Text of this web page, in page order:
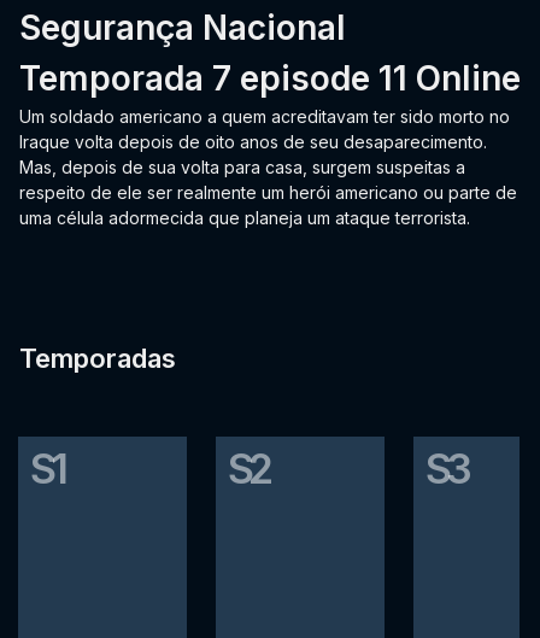
Segurança Nacional
Temporada 7 episode 11 Online
Um soldado americano a quem acreditavam ter sido morto no
Iraque volta depois de oito anos de seu desaparecimento.
Mas, depois de sua volta para casa, surgem suspeitas a
respeito de ele ser realmente um herói americano ou parte de
uma célula adormecida que planeja um ataque terrorista.
Temporadas
S1 S2 S3